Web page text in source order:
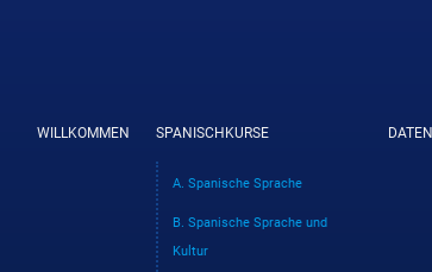
WILLKOMMEN SPANISCHKURSE
A. Spanische Sprache
B. Spanische Sprache und
Kultur
DATEN